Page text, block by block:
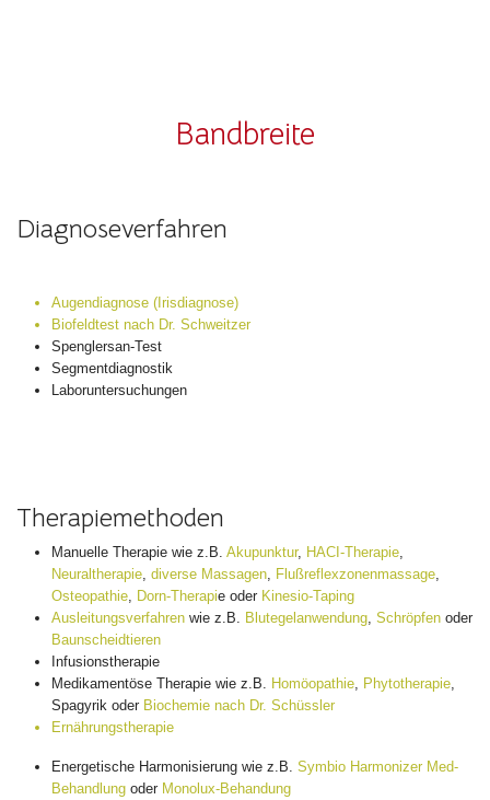
Bandbreite
Diagnoseverfahren
Augendiagnose (Irisdiagnose)
Biofeldtest nach Dr. Schweitzer
Spenglersan-Test
Segmentdiagnostik
Laboruntersuchungen
Therapiemethoden
Manuelle Therapie wie z.B. Akupunktur, HACI-Therapie
Neuraltherapie diverse Massagen Flußreflexzonenmassage
Osteopathie
Dorn-Therapie oder Kinesio-Taping
Ausleitungsverfahren wie z.B. Blutegelanwendung Schröpfen oder
Baunscheidtieren
Infusionstherapie
Medikamentöse Therapie wie z.B.
Homöopathie Phytotherapie
Spagyrik oder Biochemie nach Dr. Schüssler
Ernährungstherapie
Energetische Harmonisierung wie z.B. Symbio Harmonizer Med-
Behandlung oder Monolux-Behandung